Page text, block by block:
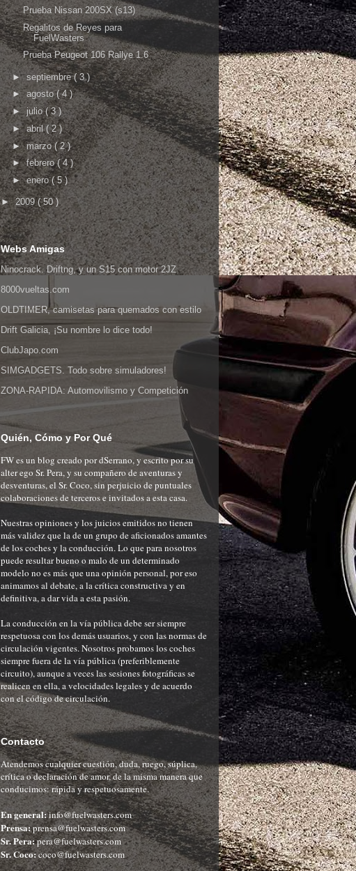
Prueba Nissan 200SX (s13)
Regalitos de Reyes para
FuelWasters
Prueba Peugeot 106 Rallye 1.6
►septiembre( 3 )
►agosto( 4 )
► julio( 3 )
►abril ( 2 )
►marzo( 2 )
►febrero( 4 )
►enero( 5 )
►2009( 50 )
Webs Amigas
Ninocrack. Driftng, y un S15 con motor 2JZ
8000vueltas.com
OLDTIMER, camisetas para quemados con estilo
Drift Galicia, ¡Su nombre lo dice todo!
ClubJapo.com
SIMGADGETS. Todo sobre simuladores!
ZONA-RAPIDA: Automovilismo y Competición
Quién, Cómo y Por Qué
FW es un blog creado por dSerrano, y escrito por su
alter ego Sr. Pera, y su compañero de aventuras y
desventuras, el Sr. Coco, sin perjuicio de puntuales
colaboraciones de terceros e invitados a esta casa.
Nuestras opiniones y los juicios emitidos no tienen
más validez que la de un grupo de aficionados amantes
de los coches y la conducción. Lo que para nosotros
puede resultar bueno o malo de un determinado
modelo no es más que una opinión personal, por eso
animamos al debate, a la crítica constructiva y en
definitiva, a dar vida a esta pasión.
La conducción en la vía pública debe ser siempre
respetuosa con los demás usuarios, y con las normas de
circulación vigentes. Nosotros probamos los coches
siempre fuera de la vía pública (preferiblemente
circuito), aunque a veces las sesiones fotográficas se
realicen en ella, a velocidades legales y de acuerdo
con el código de circulación.
Contacto
Atendemos cualquier cuestión, duda, ruego, súplica,
crítica o declaración de amor, de la misma manera que
conducimos: rápida y respetuosamente.
En general:info@fuelwasters.com
Prensa:prensa@fuelwasters.com
Sr. Pera:pera@fuelwasters.com
Sr. Coco:coco@fuelwasters.com